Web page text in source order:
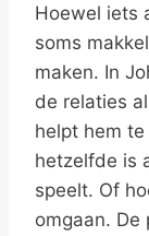
Hoewel iets
soms
maken. In
de relaties
helpt hem
hetzelfde is
speelt. Of
omgaan.